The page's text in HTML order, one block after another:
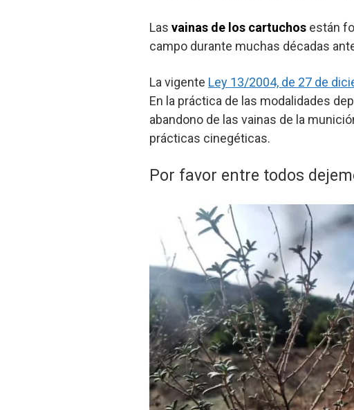
Las vainas de los cartuchos están
campo durante muchas décadas
La vigente Ley 13/2004, de 27 de
En la práctica de las modalidades
abandono de las vainas de la
prácticas cinegéticas.
Por favor entre todos